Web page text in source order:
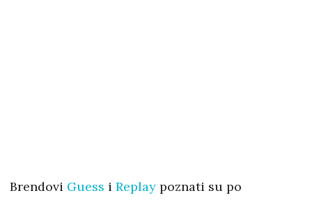
Brendovi Guess i Replay poznati su po